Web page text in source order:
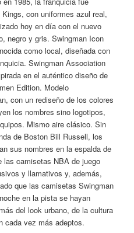
con uniformes azul real,
hoy en día con el nuevo
negro y gris. Swingman Icon
como local, diseñada con
Swingman Association
en el auténtico diseño de
Edition. Modelo
con un rediseño de los colores
los nombres sino logotipos,
Mismo aire clásico. Sin
de Boston Bill Russell, los
sus nombres en la espalda de
camisetas NBA de juego
y llamativos y, además,
que las camisetas Swingman
en la pista se hayan
del look urbano, de la cultura
cada vez más adeptos.